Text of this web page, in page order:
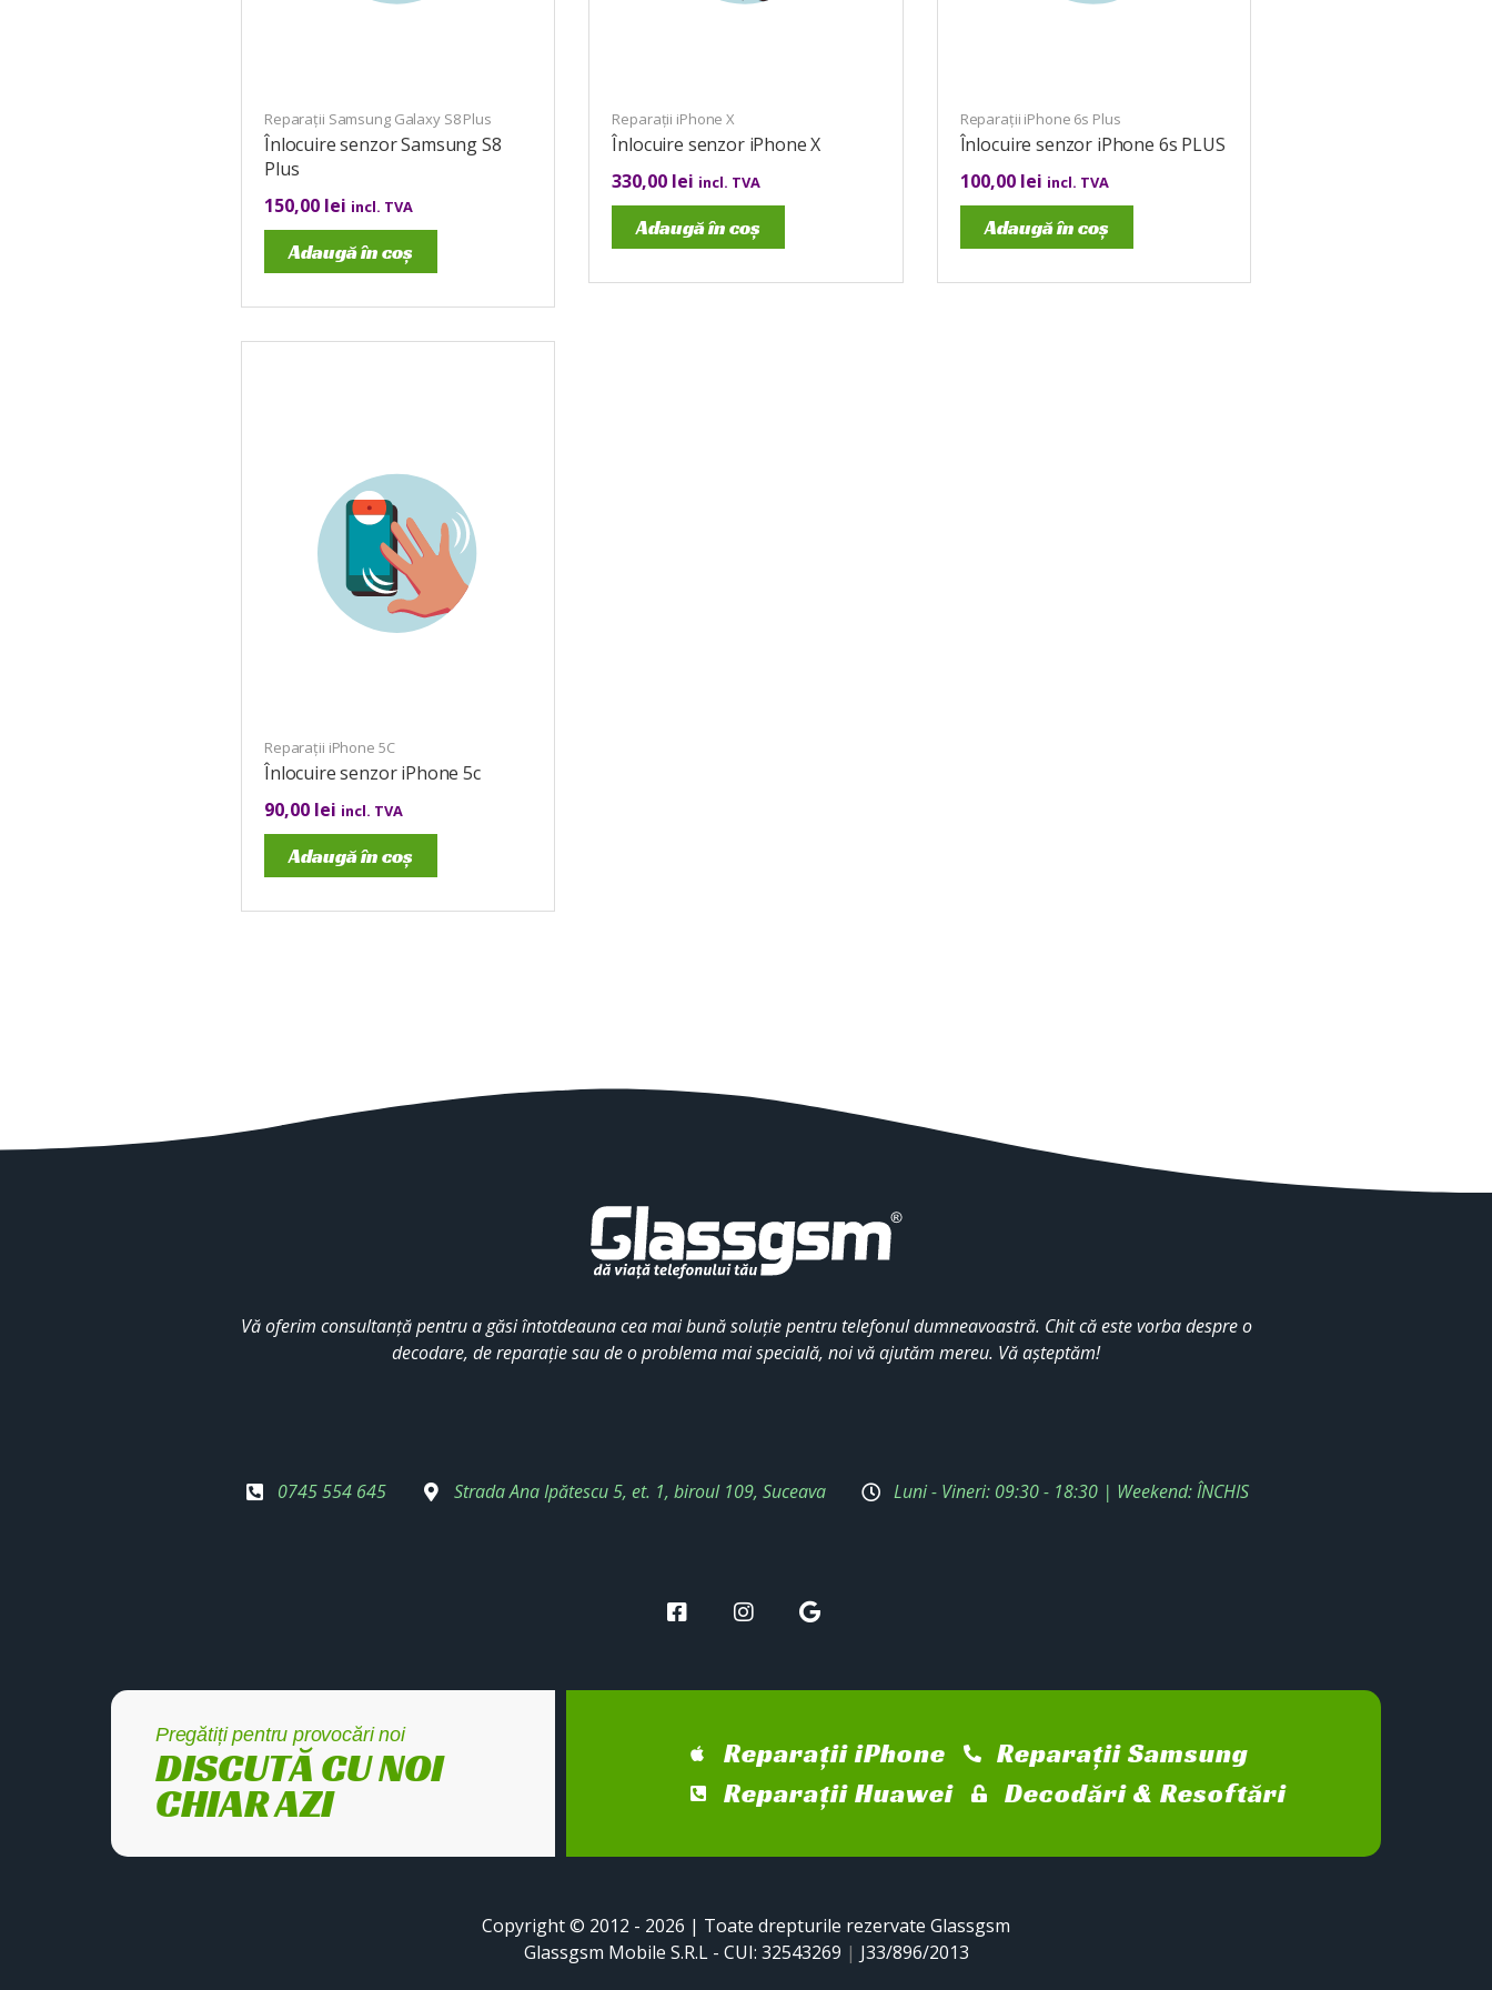
Reparații Samsung Galaxy S8 Plus
Înlocuire senzor Samsung S8
Plus
150,00 lei incl. TVA
Adaugă în coș
Reparații iPhone X
Înlocuire senzor iPhone X
330,00 lei incl. TVA
Adaugă în coș
Reparații iPhone 6s Plus
Înlocuire senzor iPhone 6s PLUS
100,00 lei incl. TVA
Adaugă în coș
Reparații iPhone 5C
Înlocuire senzor iPhone 5c
90,00 lei incl. TVA
Adaugă în coș
Vă oferim consultanță pentru a găsi întotdeauna cea mai bună soluție pentru telefonul dumneavoastră. Chit că este vorba despre o
decodare, de reparație sau de o problema mai specială, noi vă ajutăm mereu. Vă așteptăm!
0745 554 645 Strada Ana Ipătescu 5, et. 1, biroul 109, Suceava Luni - Vineri: 09:30 - 18:30 | Weekend: ÎNCHIS
Pregătiți pentru provocări noi
DISCUTĂ CU NOI
CHIAR AZI
Reparații iPhone
Reparații Samsung
Reparații Huawei
Decodări & Resoftări
Copyright © 2012 - 2026 | Toate drepturile rezervate Glassgsm
Glassgsm Mobile S.R.L - CUI: 32543269 | J33/896/2013